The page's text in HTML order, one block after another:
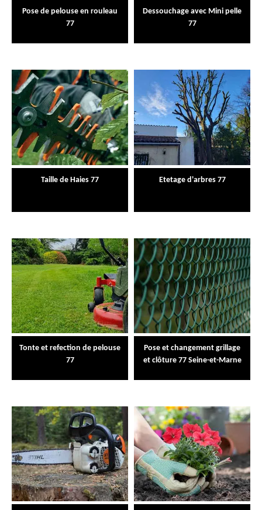
Pose de pelouse en rouleau
77
Dessouchage avec Mini pelle
77
Taille de Haies 77 Etetage d'arbres 77
Tonte et refection de pelouse
77
Pose et changement grillage
et clôture 77 Seine-et-Marne